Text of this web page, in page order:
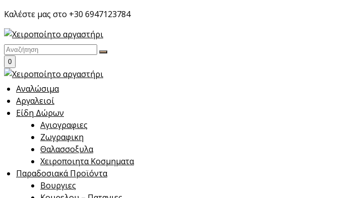
Skip
to
content
Καλέστε μας στο +30 6947123784
0
Αναλώσιμα
Αργαλειοί
Είδη Δώρων
Αγιογραφιες
Ζωγραφικη
Θαλασσοξυλα
Χειροποιητα Κοσμηματα
Παραδοσιακά Προϊόντα
Βουργιες